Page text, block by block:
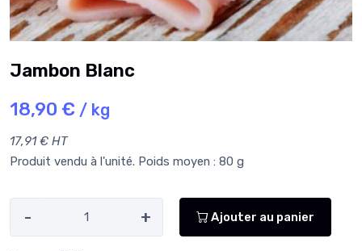
Jambon Blanc
18,90 € / kg
17,91 € HT
Produit vendu à l'unité. Poids moyen : 80 g
- + Ajouter au panier